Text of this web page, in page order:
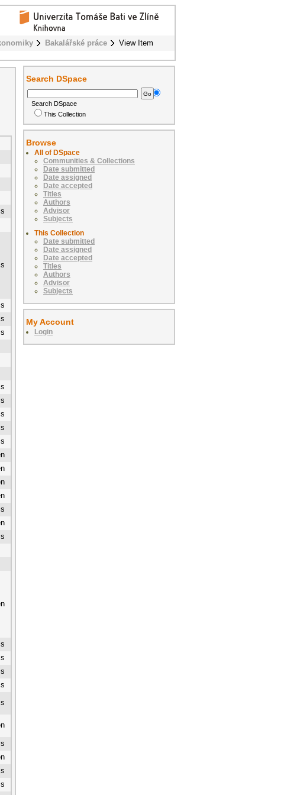
Bakalářské práce View Item
Search DSpace
Search DSpace
This Collection
Browse
All of DSpace
Communities & Collections
Date submitted
Date assigned
Date accepted
Titles
Authors
Advisor
Subjects
This Collection
Date submitted
Date assigned
Date accepted
Titles
Authors
Advisor
Subjects
My Account
Login